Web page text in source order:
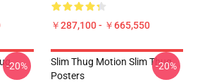
￥287,100 - ￥665,550
-20%
Slim Thug Motion Slim Thug
Posters
-20%